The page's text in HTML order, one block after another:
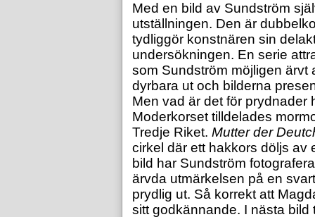
Med en bild av Sundström
utställningen. Den är
tydliggör konstnären sin
undersökningen. En serie
som Sundström möjligen ärvt
dyrbara ut och bilderna
Men vad är det för prydnader
Moderkorset tilldelades
Tredje Riket. Mutter der
cirkel där ett hakkors döljs av
bild har Sundström
ärvda utmärkelsen på en
prydlig ut. Så korrekt att
sitt godkännande. I nästa